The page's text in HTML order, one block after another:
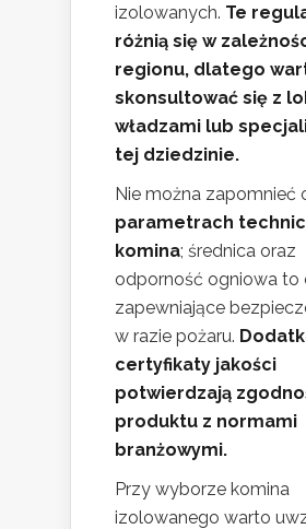
izolowanych. Te
różnią się w
regionu, dlatego
skonsultować się z
władzami lub
tej dziedzinie.
Nie można zapomnieć
parametrach
komina; średnica oraz
odporność ogniowa to
zapewniające
w razie pożaru.
certyfikaty jakości
potwierdzają
produktu z normami
branżowymi.
Przy wyborze komina
izolowanego warto